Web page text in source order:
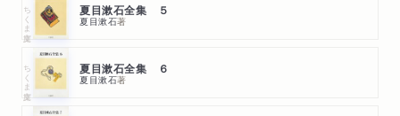
ちくま文庫 夏目漱石全集 ５
夏目漱石著
ちくま文庫 夏目漱石全集 ６
夏目漱石著